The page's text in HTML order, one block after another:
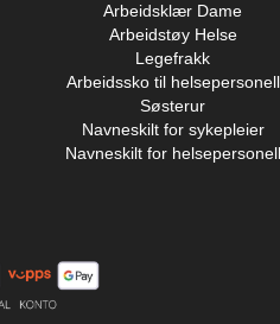
Arbeidsklær Dame
Arbeidstøy Helse
Legefrakk
Arbeidssko til helsepersonell
Søsterur
Navneskilt for sykepleier
Navneskilt for helsepersonell